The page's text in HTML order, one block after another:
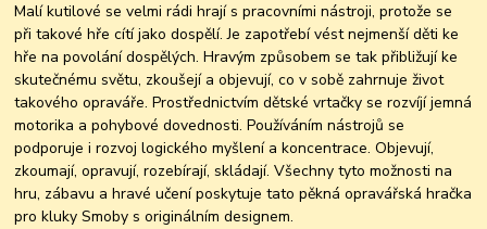
Malí kutilové se velmi rádi hrají s pracovními nástroji, protože se
při takové hře cítí jako dospělí. Je zapotřebí vést nejmenší děti ke
hře na povolání dospělých. Hravým způsobem se tak přibližují ke
skutečnému světu, zkoušejí a objevují, co v sobě zahrnuje život
takového opraváře. Prostřednictvím dětské vrtačky se rozvíjí jemná
motorika a pohybové dovednosti. Používáním nástrojů se
podporuje i rozvoj logického myšlení a koncentrace. Objevují,
zkoumají, opravují, rozebírají, skládají. Všechny tyto možnosti na
hru, zábavu a hravé učení poskytuje tato pěkná opravářská hračka
pro kluky Smoby s originálním designem.